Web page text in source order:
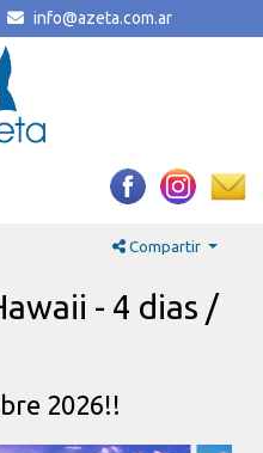
info@azeta.com.ar
Compartir
- 4 dias /
2026!!